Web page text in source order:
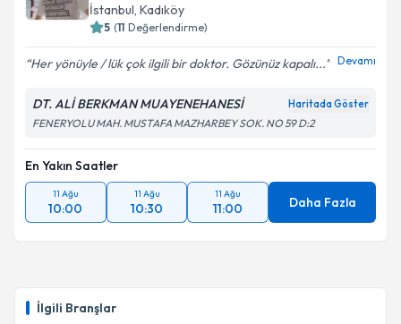
İlgili Branşlar
İstanbul, Kadıköy
5 (11 Değerlendirme)
Her yönüyle / lük çok ilgili bir doktor. Gözünüz kapalı... Devamı
DT. ALİ BERKMAN MUAYENEHANESİ Haritada Göster
FENERYOLU MAH. MUSTAFA MAZHARBEY SOK. NO 59 D:2
En Yakın Saatler
11 Ağu
10:00
11 Ağu
10:30
11 Ağu
11:00 Daha Fazla